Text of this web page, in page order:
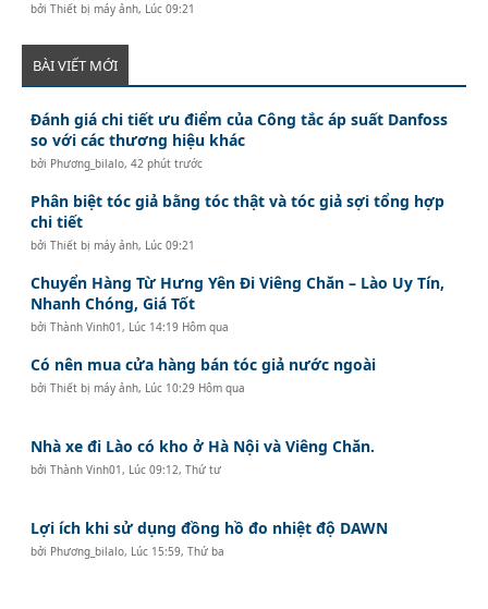
bởiThiết bị máy ảnh, Lúc 09:21
BÀI VIẾT MỚI
Đánh giá chi tiết ưu điểm của Công tắc áp suất Danfoss
so với các thương hiệu khác
bởi Phương_bilalo,42 phút trước
Phân biệt tóc giả bằng tóc thật và tóc giả sợi tổng hợp
chi tiết
bởiThiết bị máy ảnh, Lúc 09:21
Chuyển Hàng Từ Hưng Yên Đi Viêng Chăn – Lào Uy Tín,
Nhanh Chóng, Giá Tốt
bởiThành Vinh01, Lúc 14:19 Hôm qua
Có nên mua cửa hàng bán tóc giả nước ngoài
bởiThiết bị máy ảnh, Lúc 10:29 Hôm qua
Nhà xe đi Lào có kho ở Hà Nội và Viêng Chăn.
bởiThành Vinh01, Lúc 09:12, Thứ tư
Lợi ích khi sử dụng đồng hồ đo nhiệt độ DAWN
bởi Phương_bilalo, Lúc 15:59, Thứ ba